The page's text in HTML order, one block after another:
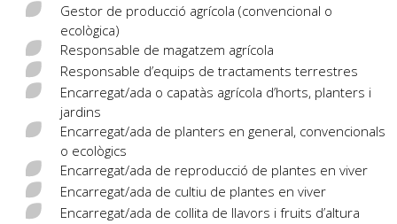
Gestor de producció agrícola (convencional o
ecològica)
Responsable de magatzem agrícola
Responsable d’equips de tractaments terrestres
Encarregat/ada o capatàs agrícola d’horts, planters i
jardins
Encarregat/ada de planters en general, convencionals
o ecològics
Encarregat/ada de reproducció de plantes en viver
Encarregat/ada de cultiu de plantes en viver
Encarregat/ada de collita de llavors i fruits d’altura